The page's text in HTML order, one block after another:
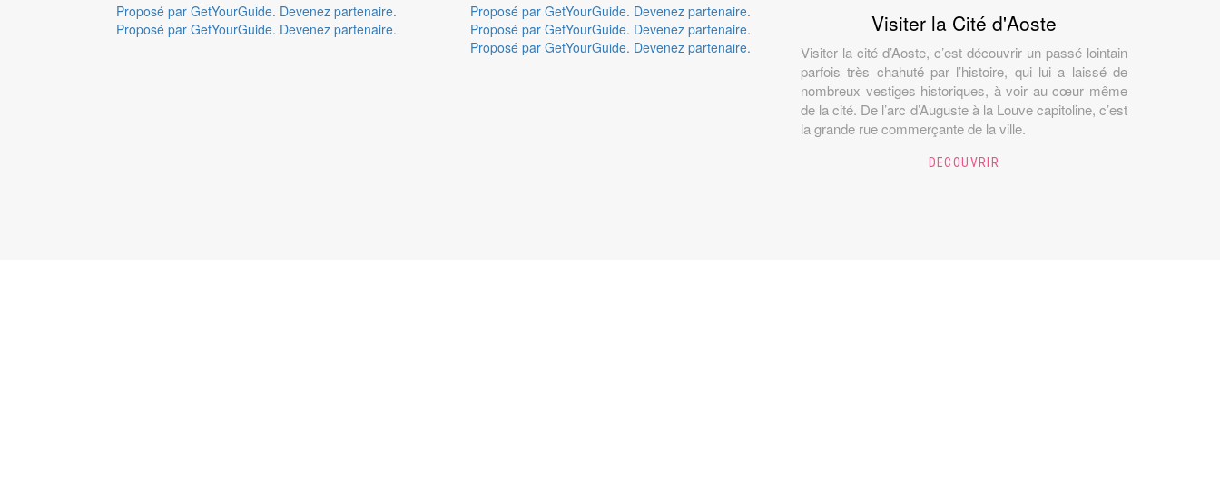
Proposé par GetYourGuide. Devenez partenaire.
Proposé par GetYourGuide. Devenez partenaire.
Proposé par GetYourGuide. Devenez partenaire.
Proposé par GetYourGuide. Devenez partenaire.
Proposé par GetYourGuide. Devenez partenaire.
Visiter la Cité d'Aoste
Visiter la cité d’Aoste, c’est découvrir un passé lointain
parfois très chahuté par l’histoire, qui lui a laissé de
nombreux vestiges historiques, à voir au cœur même
de la cité. De l’arc d’Auguste à la Louve capitoline, c’est
la grande rue commerçante de la ville.
DECOUVRIR